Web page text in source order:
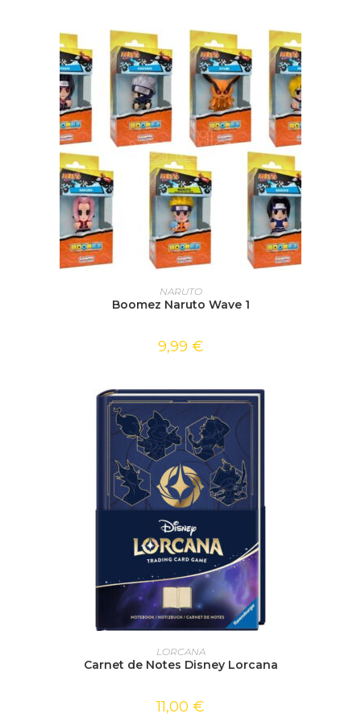
CHOIX DES OPTIONS
NARUTO
Boomez Naruto Wave 1
9,99 €
AJOUTER AU PANIER
LORCANA
Carnet de Notes Disney Lorcana
11,00 €